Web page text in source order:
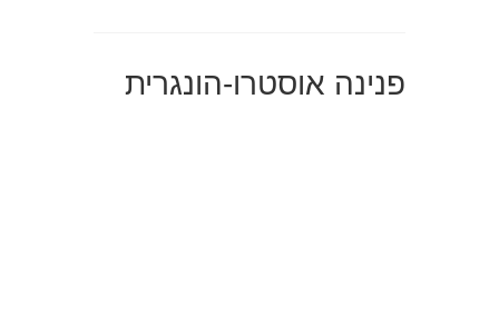
פנינה אוסטרו-הונגרית